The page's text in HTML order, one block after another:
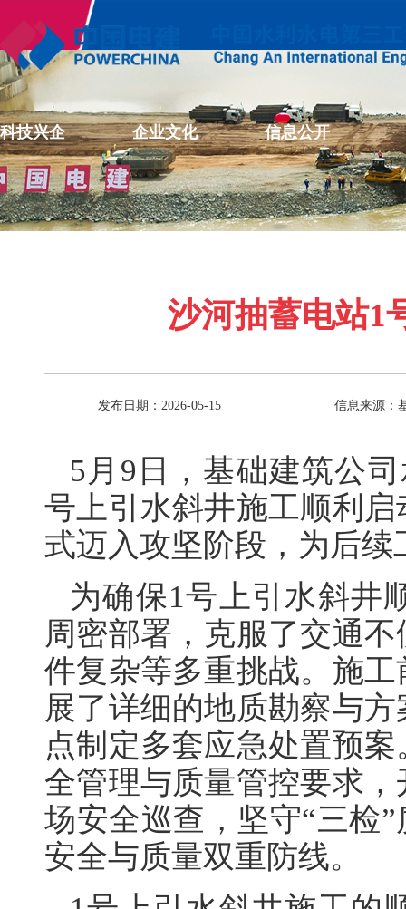
科技兴企 企业文化 信息公开
沙河抽蓄电站1
发布日期：2026-05-15 信息来源：
5月9日，基础建筑公
号上引水斜井施工顺利
式迈入攻坚阶段，为后
为确保1号上引水斜井
周密部署，克服了交通
件复杂等多重挑战。施
展了详细的地质勘察与
点制定多套应急处置预
全管理与质量管控要求
场安全巡查，坚守“三检
安全与质量双重防线。